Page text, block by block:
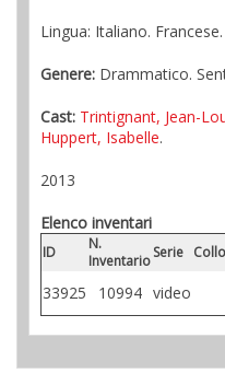
Lingua: Italiano. Francese.
Genere: Drammatico.
Cast: Trintignant, Jean-
Huppert, Isabelle.
2013
Elenco inventari
ID
N.
InventarioSerie
33925 10994 video